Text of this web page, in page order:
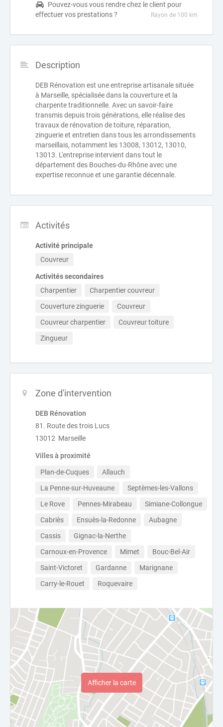
Pouvez-vous vous rendre chez le client pour
effectuer vos prestations ?
Rayon de 100 km
Description
DEB Rénovation est une entreprise artisanale située
à Marseille, spécialisée dans la couverture et la
charpente traditionnelle. Avec un savoir-faire
transmis depuis trois générations, elle réalise des
travaux de rénovation de toiture, réparation,
zinguerie et entretien dans tous les arrondissements
marseillais, notamment les 13008, 13012, 13010,
13013. L'entreprise intervient dans tout le
département des Bouches-du-Rhône avec une
expertise reconnue et une garantie décennale.
Activités
Activité principale
Couvreur
Activités secondaires
Charpentier
Charpentier couvreur
Couverture zinguerie
Couvreur
Couvreur charpentier
Couvreur toiture
Zingueur
Zone d'intervention
DEB Rénovation
81.⁠ ⁠Route des trois Lucs
13012 Marseille
Villes à proximité
Plan-de-Cuques
Allauch
La Penne-sur-Huveaune
Septèmes-les-Vallons
Le Rove
Pennes-Mirabeau
Simiane-Collongue
Cabriès
Ensuès-la-Redonne
Aubagne
Cassis
Gignac-la-Nerthe
Carnoux-en-Provence
Mimet
Bouc-Bel-Air
Saint-Victoret
Gardanne
Marignane
Carry-le-Rouet
Roquevaire
Afficher la carte